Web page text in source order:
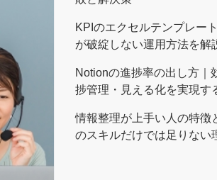
KPIのエクセルテンプレー
が破綻しない運用方法を解
Notionの進捗率の出し方｜
捗管理・見える化を実現す
情報整理が上手い人の特徴
のスキルだけでは足りない